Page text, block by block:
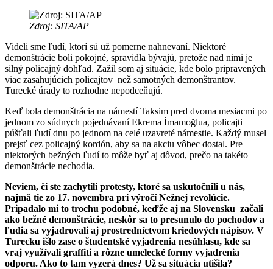
Zdroj: SITA/AP
Videli sme ľudí, ktorí sú už pomerne nahnevaní. Niektoré
demonštrácie boli pokojné, spravidla bývajú, pretože nad nimi je
silný policajný dohľad. Zažil som aj situácie, kde bolo pripravených
viac zasahujúcich policajtov než samotných demonštrantov.
Turecké úrady to rozhodne nepodceňujú.
Keď bola demonštrácia na námestí Taksim pred dvoma mesiacmi po
jednom zo súdnych pojednávaní Ekrema İmamoğlua, policajti
púšťali ľudí dnu po jednom na celé uzavreté námestie. Každý musel
prejsť cez policajný kordón, aby sa na akciu vôbec dostal. Pre
niektorých bežných ľudí to môže byť aj dôvod, prečo na takéto
demonštrácie nechodia.
Neviem, či ste zachytili protesty, ktoré sa uskutočnili u nás,
najmä tie zo 17. novembra pri výročí Nežnej revolúcie.
Pripadalo mi to trochu podobné, keďže aj na Slovensku začali
ako bežné demonštrácie, neskôr sa to presunulo do pochodov a
ľudia sa vyjadrovali aj prostredníctvom kriedových nápisov. V
Turecku išlo zase o študentské vyjadrenia nesúhlasu, kde sa
vraj využívali graffiti a rôzne umelecké formy vyjadrenia
odporu. Ako to tam vyzerá dnes? Už sa situácia utíšila?